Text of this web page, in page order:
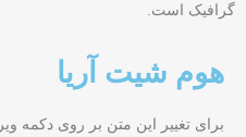
گرافیک است.
هوم شیت آریا
برای تغییر این متن بر روی دکمه